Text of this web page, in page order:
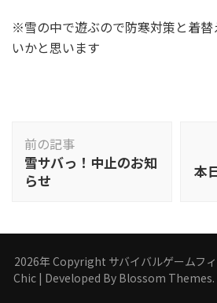
※雪の中で遊ぶので防寒対策と着
いかと思います
稿
ナ
ビ
ー
シ
ョ
前の記事
雪サバっ！中止のお知
らせ
本
2026年 Copyright サバイバルゲームフ
Chic | Developed By Blossom Themes